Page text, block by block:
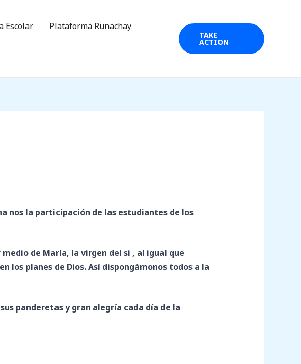
Escolar Plataforma Runachay
TAKE
ACTION
nos la participación de las estudiantes de los
de María, la virgen del si , al igual que
los planes de Dios. Así dispongámonos todos a la
panderetas y gran alegría cada día de la